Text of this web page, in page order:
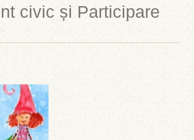
civic și Participare